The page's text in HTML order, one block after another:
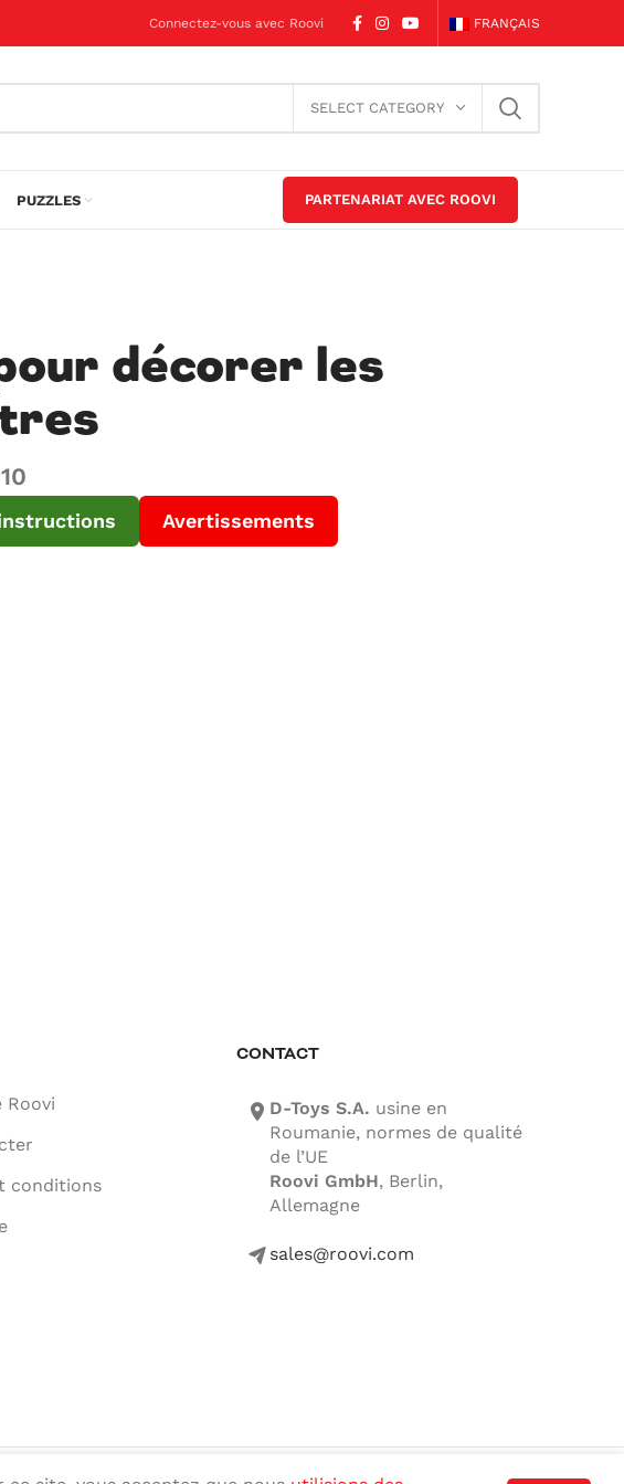
Connectez-vous avec Roovi FRANÇAIS
SELECT CATEGORY
PUZZLES PARTENARIAT AVEC ROOVI
décorer les
Avertissements
Roovi
conditions
CONTACT
location-icon D-Toys S.A. usine en
Roumanie, normes de qualité
de l’UE
Roovi GmbH, Berlin,
Allemagne
mail-icon sales@roovi.com